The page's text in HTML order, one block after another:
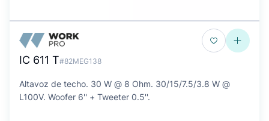
IC 611 T#82MEG138
Altavoz de techo. 30 W @ 8 Ohm. 30/15/7.5/3.8 W @
L100V. Woofer 6'' + Tweeter 0.5''.